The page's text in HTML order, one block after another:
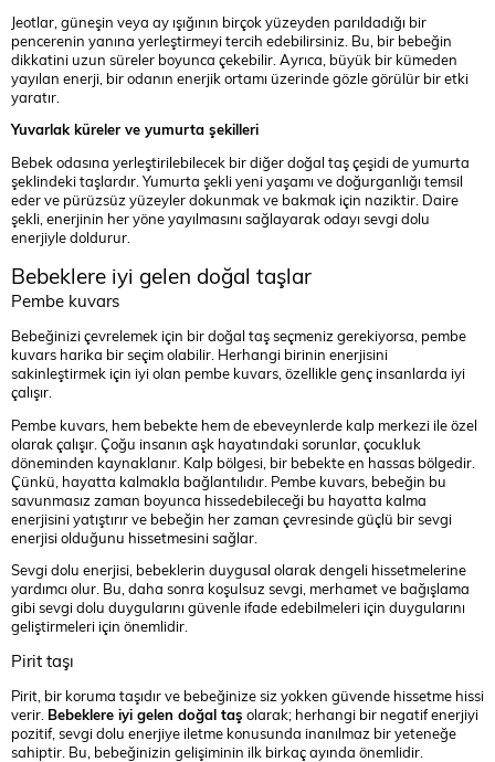
Jeotlar, güneşin veya ay ışığının birçok yüzeyden parıldadığı bir
pencerenin yanına yerleştirmeyi tercih edebilirsiniz. Bu, bir bebeğin
dikkatini uzun süreler boyunca çekebilir. Ayrıca, büyük bir kümeden
yayılan enerji, bir odanın enerjik ortamı üzerinde gözle görülür bir etki
yaratır.
Yuvarlak küreler ve yumurta şekilleri
Bebek odasına yerleştirilebilecek bir diğer doğal taş çeşidi de yumurta
şeklindeki taşlardır. Yumurta şekli yeni yaşamı ve doğurganlığı temsil
eder ve pürüzsüz yüzeyler dokunmak ve bakmak için naziktir. Daire
şekli, enerjinin her yöne yayılmasını sağlayarak odayı sevgi dolu
enerjiyle doldurur.
Bebeklere iyi gelen doğal taşlar
Pembe kuvars
Bebeğinizi çevrelemek için bir doğal taş seçmeniz gerekiyorsa, pembe
kuvars harika bir seçim olabilir. Herhangi birinin enerjisini
sakinleştirmek için iyi olan pembe kuvars, özellikle genç insanlarda iyi
çalışır.
Pembe kuvars, hem bebekte hem de ebeveynlerde kalp merkezi ile özel
olarak çalışır. Çoğu insanın aşk hayatındaki sorunlar, çocukluk
döneminden kaynaklanır. Kalp bölgesi, bir bebekte en hassas bölgedir.
Çünkü, hayatta kalmakla bağlantılıdır. Pembe kuvars, bebeğin bu
savunmasız zaman boyunca hissedebileceği bu hayatta kalma
enerjisini yatıştırır ve bebeğin her zaman çevresinde güçlü bir sevgi
enerjisi olduğunu hissetmesini sağlar.
Sevgi dolu enerjisi, bebeklerin duygusal olarak dengeli hissetmelerine
yardımcı olur. Bu, daha sonra koşulsuz sevgi, merhamet ve bağışlama
gibi sevgi dolu duygularını güvenle ifade edebilmeleri için duygularını
geliştirmeleri için önemlidir.
Pirit taşı
Pirit, bir koruma taşıdır ve bebeğinize siz yokken güvende hissetme hissi
verir. Bebeklere iyi gelen doğal taş olarak; herhangi bir negatif enerjiyi
pozitif, sevgi dolu enerjiye iletme konusunda inanılmaz bir yeteneğe
sahiptir. Bu, bebeğinizin gelişiminin ilk birkaç ayında önemlidir.